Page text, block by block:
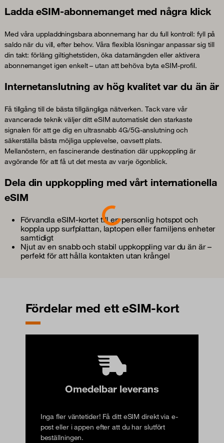
Ladda eSIM-abonnemanget med några klick
Med våra uppladdningsbara abonnemang har du full kontroll: fyll på
saldo när du vill, efter behov. Våra flexibla lösningar anpassar sig till
din takt: förläng giltighetstiden, öka datamängden eller aktivera
abonnemanget igen enkelt – utan att behöva byta eSIM-profil.
Internetanslutning av hög kvalitet var du än är
Få tillgång till de bästa tillgängliga nätverken. Tack vare vår
avancerade teknik väljer ditt eSIM automatiskt den starkaste
signalen för att ge dig en ultrasnabb 4G/5G-anslutning och
säkerställa bästa möjliga upplevelse, oavsett plats.
Mellanöstern, en fascinerande destination där uppkoppling är
avgörande för att få ut det mesta av varje ögonblick.
Dela din uppkoppling med vårt internationella
eSIM
Förvandla eSIM-kortet till en personlig hotspot och
koppla upp surfplattan, laptopen eller familjens enheter
samtidigt
Njut av en snabb och stabil uppkoppling var du än är –
perfekt för att hålla kontakten utan krångel
Fördelar med ett eSIM-kort
Omedelbar leverans
Inga fler väntetider! Få ditt eSIM direkt via e-
post eller i appen efter att du har slutfört
beställningen.
Loading...